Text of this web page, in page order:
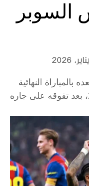
النهائية
لبطولة كأس السوبر الإسباني 2026، بعد تفوقه على جاره